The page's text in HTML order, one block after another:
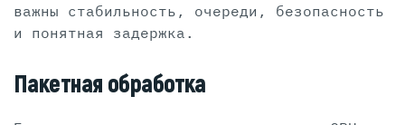
важны стабильность, очереди, безопасность
и понятная задержка.
Пакетная обработка